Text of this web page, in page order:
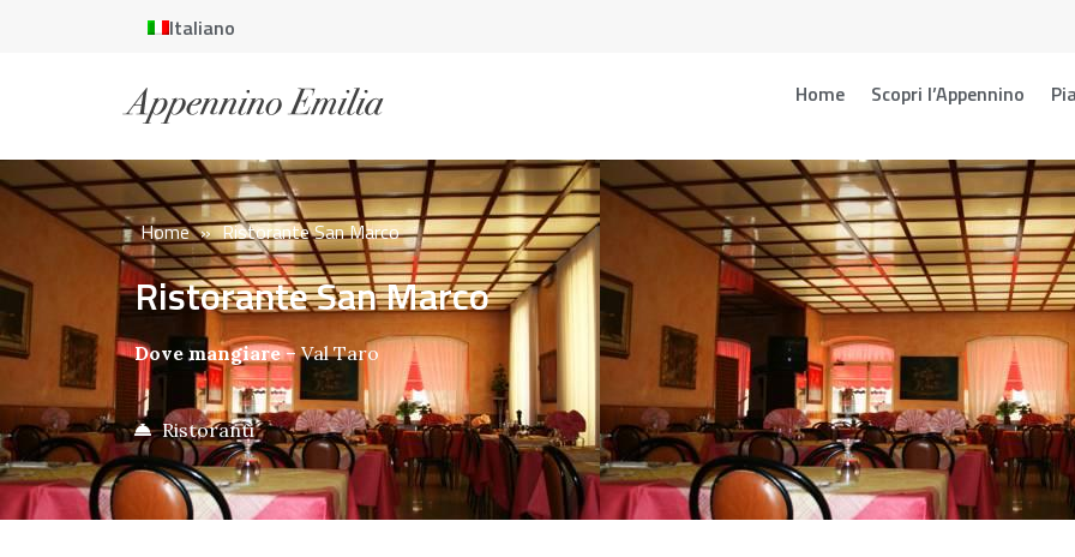
Italiano
Home Scopri l’Appennino
Home » Ristorante San Marco
Ristorante San Marco
Dove mangiare–Val Taro
Ristoranti